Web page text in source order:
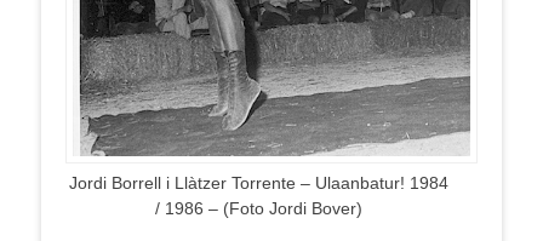
Jordi Borrell i Llàtzer Torrente – Ulaanbatur! 1984
/ 1986 – (Foto Jordi Bover)